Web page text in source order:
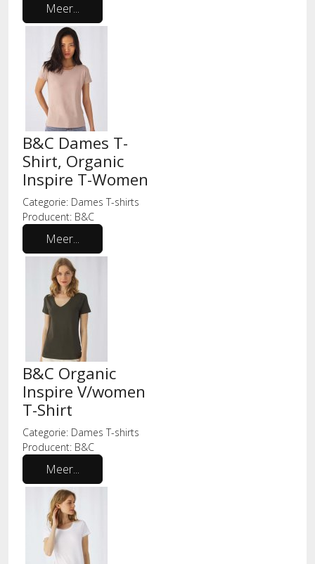
Meer...
B&C Dames T-
Shirt, Organic
Inspire T-Women
Categorie: Dames T-shirts
Producent: B&C
Meer...
B&C Organic
Inspire V/women
T-Shirt
Categorie: Dames T-shirts
Producent: B&C
Meer...